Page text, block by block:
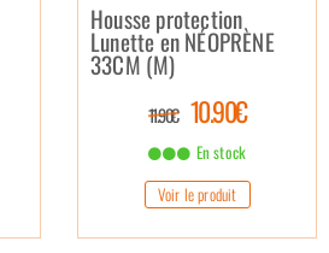
Housse protection
Lunette en NÉOPRÈNE
33CM (M)
11.90€ 10.90€
En stock
Voir le produit